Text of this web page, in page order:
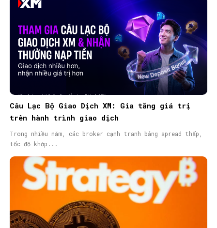
Câu Lạc Bộ Giao Dịch XM: Gia tăng giá trị
trên hành trình giao dịch
Trong nhiều năm, các broker cạnh tranh bằng spread thấp,
tốc độ khớp...